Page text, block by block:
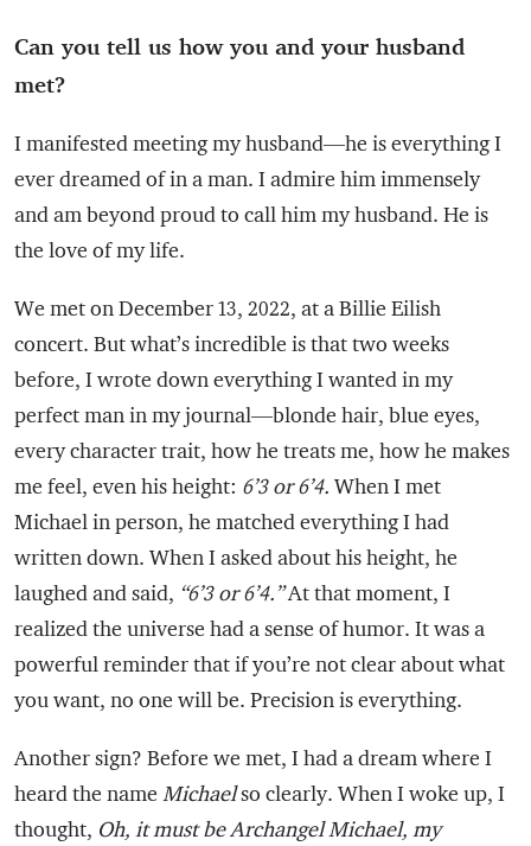
Can you tell us how you and your husband
met?
I manifested meeting my husband—he is everything I
ever dreamed of in a man. I admire him immensely
and am beyond proud to call him my husband. He is
the love of my life.
We met on December 13, 2022, at a Billie Eilish
concert. But what’s incredible is that two weeks
before, I wrote down everything I wanted in my
perfect man in my journal—blonde hair, blue eyes,
every character trait, how he treats me, how he makes
me feel, even his height: 6’3 or 6’4. When I met
Michael in person, he matched everything I had
written down. When I asked about his height, he
laughed and said, “6’3 or 6’4.”At that moment, I
realized the universe had a sense of humor. It was a
powerful reminder that if you’re not clear about what
you want, no one will be. Precision is everything.
Another sign? Before we met, I had a dream where I
heard the name Michaelso clearly. When I woke up, I
thought, Oh, it must be Archangel Michael, my